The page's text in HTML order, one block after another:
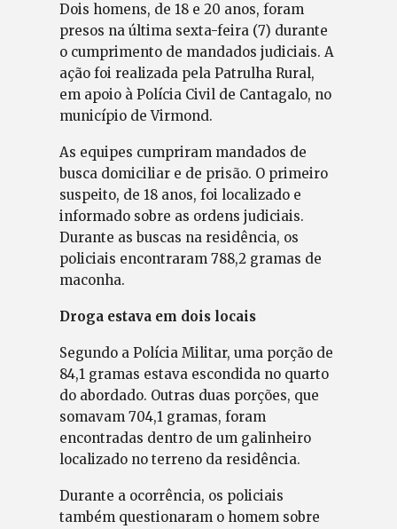
Dois homens, de 18 e 20 anos, foram
presos na última sexta-feira (7) durante
o cumprimento de mandados judiciais. A
ação foi realizada pela Patrulha Rural,
em apoio à Polícia Civil de Cantagalo, no
município de Virmond.
As equipes cumpriram mandados de
busca domiciliar e de prisão. O primeiro
suspeito, de 18 anos, foi localizado e
informado sobre as ordens judiciais.
Durante as buscas na residência, os
policiais encontraram 788,2 gramas de
maconha.
Droga estava em dois locais
Segundo a Polícia Militar, uma porção de
84,1 gramas estava escondida no quarto
do abordado. Outras duas porções, que
somavam 704,1 gramas, foram
encontradas dentro de um galinheiro
localizado no terreno da residência.
Durante a ocorrência, os policiais
também questionaram o homem sobre